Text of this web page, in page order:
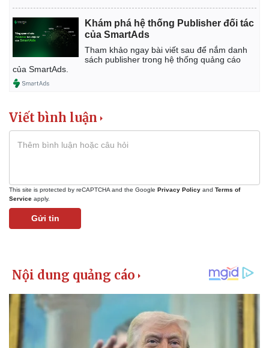
Khám phá hệ thống Publisher đối tác
của SmartAds
Tham khảo ngay bài viết sau để nắm danh
sách publisher trong hệ thống quảng cáo
của SmartAds.
Viết bình luận
This site is protected by reCAPTCHA and the Google Privacy Policy and Terms of
Service apply.
Gửi tin